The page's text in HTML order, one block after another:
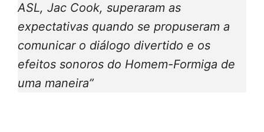
ASL, Jac Cook, superaram as
expectativas quando se propuseram a
comunicar o diálogo divertido e os
efeitos sonoros do Homem-Formiga de
uma maneira”